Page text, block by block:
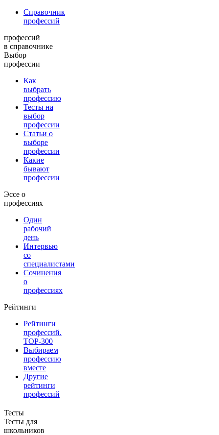
Справочник
профессий
профессий
в справочнике
Выбор
профессии
Как
выбрать
профессию
Тесты на
выбор
профессии
Статьи о
выборе
профессии
Какие
бывают
профессии
Эссе о
профессиях
Один
рабочий
день
Интервью
со
специалистами
Сочинения
о
профессиях
Рейтинги
Рейтинги
профессий.
TOP-300
Выбираем
профессию
вместе
Другие
рейтинги
профессий
Тесты
Тесты для
школьников